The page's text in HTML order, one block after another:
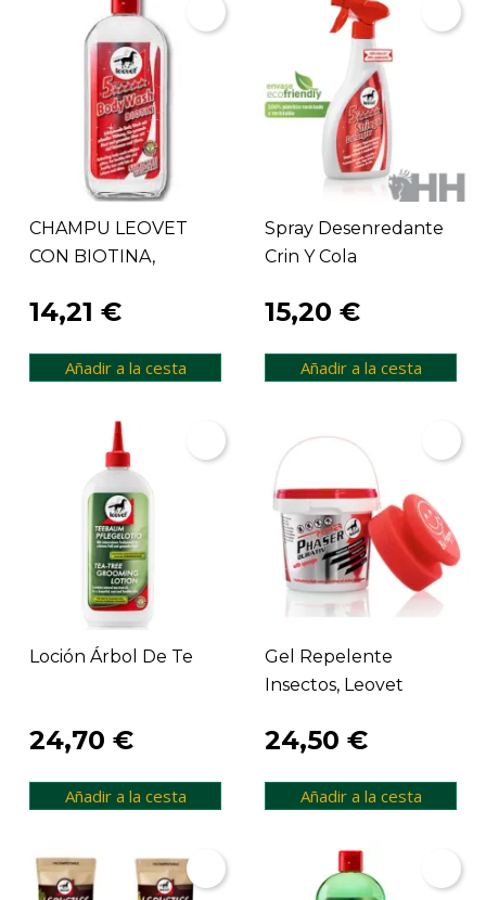
CHAMPU LEOVET
CON BIOTINA,
14,21 €
Añadir a la cesta
Spray Desenredante
Crin Y Cola
15,20 €
Añadir a la cesta
Loción Árbol De Te
24,70 €
Añadir a la cesta
Gel Repelente
Insectos, Leovet
24,50 €
Añadir a la cesta